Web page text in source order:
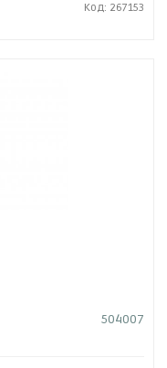
Код: 267153
504007